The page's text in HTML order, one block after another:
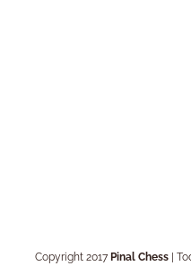
Copyright 2017 Pinal Chess|